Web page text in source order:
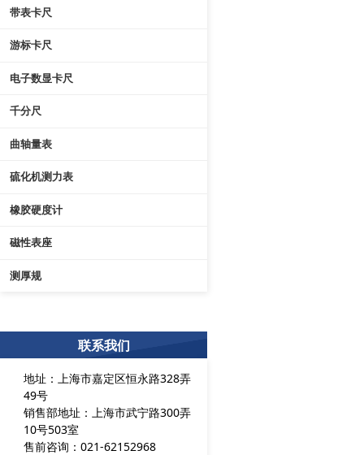
带表卡尺
游标卡尺
电子数显卡尺
千分尺
曲轴量表
硫化机测力表
橡胶硬度计
磁性表座
测厚规
联系我们
地址：上海市嘉定区恒永路328弄
49号
销售部地址：上海市武宁路300弄
10号503室
售前咨询：021-62152968